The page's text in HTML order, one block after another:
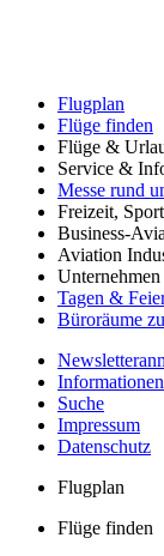
Flugplan
Flüge finden
Flüge &
Service &
Messe rund
Freizeit,
Business-
Aviation
Unternehmen
Tagen &
Büroräume
Suche
Impressum
Datenschutz
Flugplan
Flüge finden